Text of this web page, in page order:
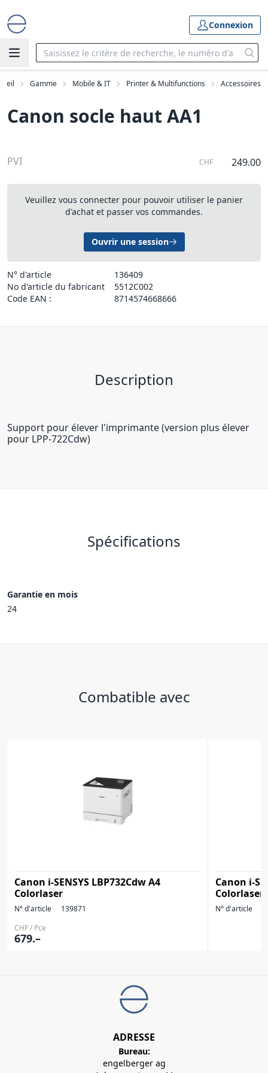
Connexion
Gamme Mobile & IT Printer & Multifunctions Accessoires
Canon socle haut AA1
PVI CHF 249.00
Veuillez vous connecter pour pouvoir utiliser le panier
d'achat et passer vos commandes.
Ouvrir une session
N° d'article
136409
No d'article du fabricant
5512C002
Code EAN :
8714574668666
Description
Support pour élever l'imprimante (version plus élever
pour LPP-722Cdw)
Spécifications
Garantie en mois
24
Combatible avec
Canon i-SENSYS LBP732Cdw A4
Colorlaser
N° d'article
139871
CHF / Pce
679.–
Canon i-
Colorlaser
N° d'article
ADRESSE
Bureau:
engelberger ag